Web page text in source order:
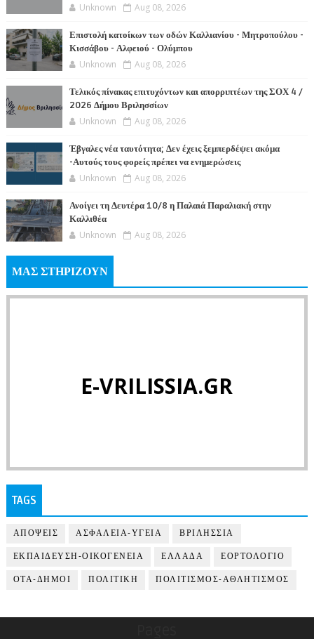
Unknown Aug 08, 2026
Επιστολή κατοίκων των οδών Καλλιανίου - Μητροπούλου -
Κισσάβου - Αλφειού - Ολύμπου
Unknown Aug 08, 2026
Τελικός πίνακας επιτυχόντων και απορριπτέων της ΣΟΧ 4 /
2026 Δήμου Βριλησσίων
Unknown Aug 08, 2026
Έβγαλες νέα ταυτότητα; Δεν έχεις ξεμπερδέψει ακόμα
-Αυτούς τους φορείς πρέπει να ενημερώσεις
Unknown Aug 08, 2026
Ανοίγει τη Δευτέρα 10/8 η Παλαιά Παραλιακή στην
Καλλιθέα
Unknown Aug 08, 2026
ΜΑΣ ΣΤΗΡΙΖΟΥΝ
E-VRILISSIA.GR
TAGS
ΑΠΟΨΕΙΣ ΑΣΦΑΛΕΙΑ-ΥΓΕΙΑ ΒΡΙΛΗΣΣΙΑ
ΕΚΠΑΙΔΕΥΣΗ-ΟΙΚΟΓΕΝΕΙΑ ΕΛΛΑΔΑ ΕΟΡΤΟΛΟΓΙΟ
ΟΤΑ-ΔΗΜΟΙ ΠΟΛΙΤΙΚΗ ΠΟΛΙΤΙΣΜΟΣ-ΑΘΛΗΤΙΣΜΟΣ